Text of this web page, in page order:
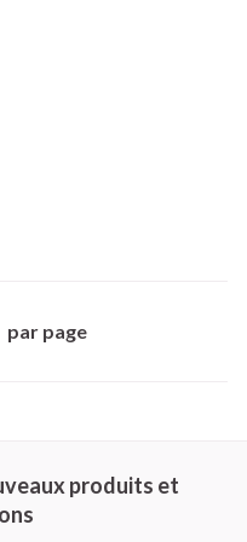
par page
produits et